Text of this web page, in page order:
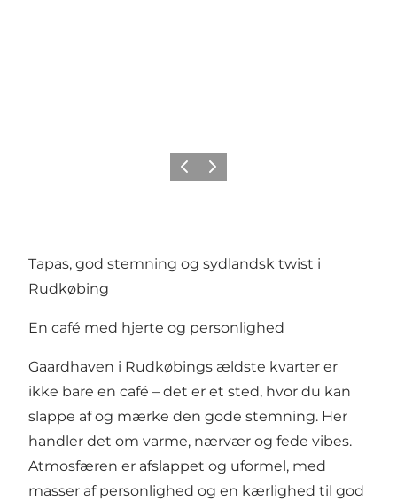
ForrigeNæste
Tapas, god stemning og sydlandsk twist i
Rudkøbing
En café med hjerte og personlighed
Gaardhaven i Rudkøbings ældste kvarter er
ikke bare en café – det er et sted, hvor du kan
slappe af og mærke den gode stemning. Her
handler det om varme, nærvær og fede vibes.
Atmosfæren er afslappet og uformel, med
masser af personlighed og en kærlighed til god